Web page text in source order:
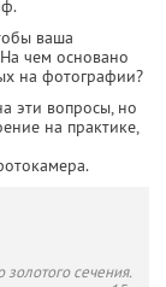
ваша
чем основано
на фотографии?
эти вопросы, но
на практике,
сечения.